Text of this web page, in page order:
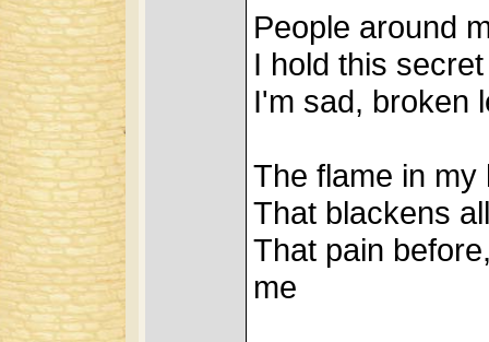
People around
I hold this
I'm sad, broken
The flame in
That blackens
That pain
me